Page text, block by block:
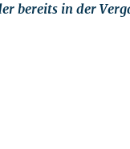
bereits in der